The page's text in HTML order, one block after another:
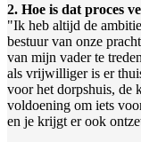
2. Hoe is dat proces
"Ik heb altijd de
bestuur van onze
van mijn vader te
als vrijwilliger is er
voor het dorpshuis, de
voldoening om iets
en je krijgt er ook